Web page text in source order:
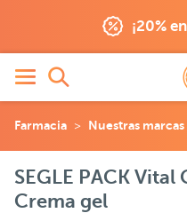
¡20%
Farmacia Nuestras marcas
SEGLE PACK
Crema gel